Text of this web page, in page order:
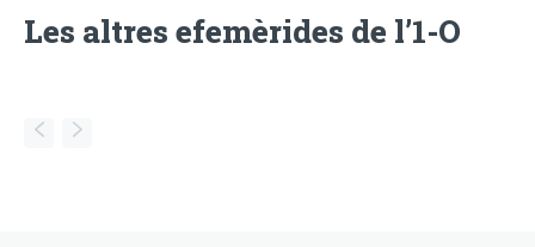
Les altres efemèrides de l’1-O